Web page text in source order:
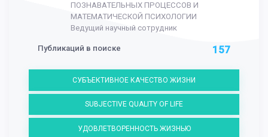
ПОЗНАВАТЕЛЬНЫХ ПРОЦЕССОВ И
МАТЕМАТИЧЕСКОЙ ПСИХОЛОГИИ
Ведущий научный сотрудник
Публикаций в поиске 157
СУБЪЕКТИВНОЕ КАЧЕСТВО ЖИЗНИ
SUBJECTIVE QUALITY OF LIFE
УДОВЛЕТВОРЕННОСТЬ ЖИЗНЬЮ